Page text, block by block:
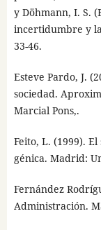
y Döhmann, I. S.
incertidumbre y
33-46.
Esteve Pardo, J.
sociedad.
Marcial Pons,.
Feito, L. (1999).
génica. Madrid:
Fernández
Administración.